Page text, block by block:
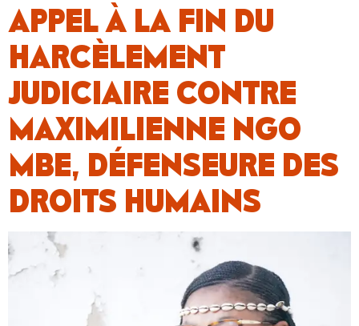
APPEL À LA FIN DU
HARCÈLEMENT
JUDICIAIRE CONTRE
MAXIMILIENNE NGO
MBE, DÉFENSEURE DES
DROITS HUMAINS